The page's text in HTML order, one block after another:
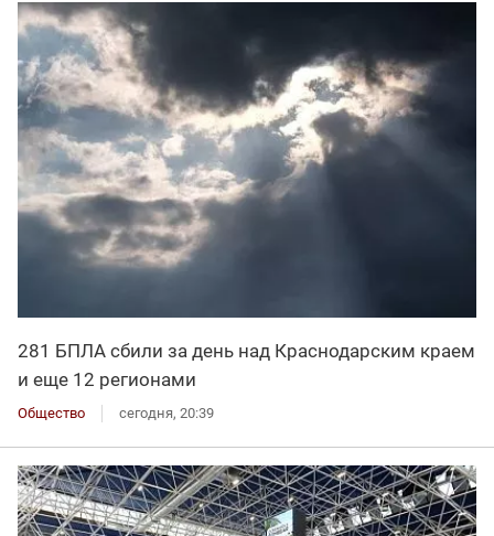
281 БПЛА сбили за день над Краснодарским краем
и еще 12 регионами
Общество сегодня, 20:39